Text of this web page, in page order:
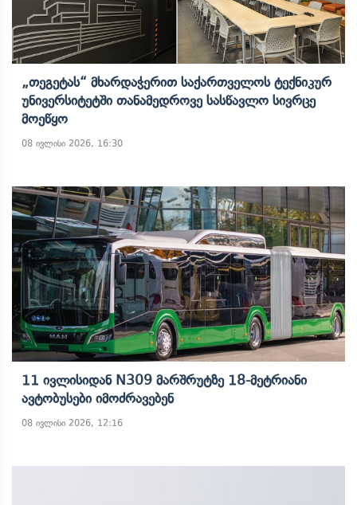
„თეგეტას“ Მხარდაჭერით Საქართველოს Ტექნიკურ
Უნივერსიტეტში Თანამედროვე Სასწავლო Სივრცე
Მოეწყო
08 ივლისი 2026, 16:30
11 Ივლისიდან N309 Მარშრუტზე 18-Მეტრიანი
Ავტობუსები Იმოძრავებენ
08 ივლისი 2026, 12:16